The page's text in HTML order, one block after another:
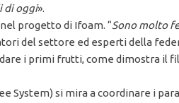
di oggi».
progetto di Ifoam. “Sono molto
del settore ed esperti della
i primi frutti, come dimostra il
System) si mira a coordinare i